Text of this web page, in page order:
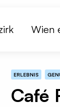
Wien
ERLEBNIS
Café